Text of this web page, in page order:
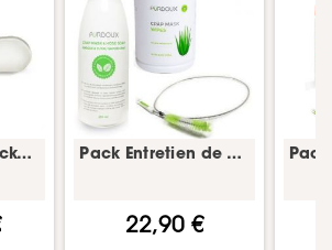
Patch Nasal Gecko pack 10 pièces – patch nasal anti-irritation– ResMed Pack Entretien de votre équipement PPC – Aloe vera – kit nettoyage PPC/CPAP
22,90 €